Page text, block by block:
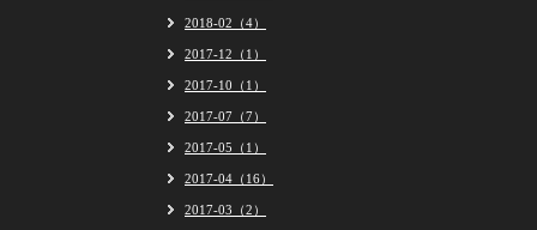
2018-02（4）
2017-12（1）
2017-10（1）
2017-07（7）
2017-05（1）
2017-04（16）
2017-03（2）